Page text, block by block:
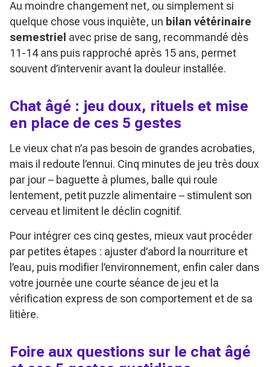
Au moindre changement net, ou simplement si
quelque chose vous inquiète, un bilan vétérinaire
semestriel avec prise de sang, recommandé dès
11-14 ans puis rapproché après 15 ans, permet
souvent d’intervenir avant la douleur installée.
Chat âgé : jeu doux, rituels et mise
en place de ces 5 gestes
Le vieux chat n’a pas besoin de grandes acrobaties,
mais il redoute l’ennui. Cinq minutes de jeu très doux
par jour – baguette à plumes, balle qui roule
lentement, petit puzzle alimentaire – stimulent son
cerveau et limitent le déclin cognitif.
Pour intégrer ces cinq gestes, mieux vaut procéder
par petites étapes : ajuster d’abord la nourriture et
l’eau, puis modifier l’environnement, enfin caler dans
votre journée une courte séance de jeu et la
vérification express de son comportement et de sa
litière.
Foire aux questions sur le chat âgé